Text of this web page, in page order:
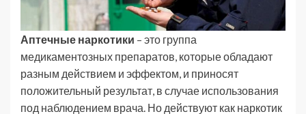
Аптечные наркотики – это группа
медикаментозных препаратов, которые обладают
разным действием и эффектом, и приносят
положительный результат, в случае использования
под наблюдением врача. Но действуют как наркотик